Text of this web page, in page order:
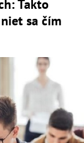
Takto
sa čím